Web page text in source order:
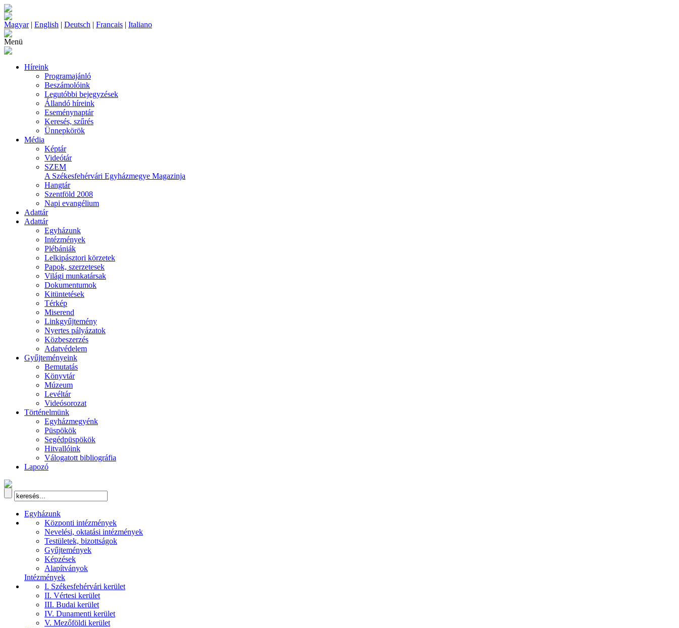
Magyar| English | Deutsch | Francais | Italiano
Menü
Híreink
Programajánló
Beszámolóink
Legutóbbi bejegyzések
Állandó híreink
Eseménynaptár
Keresés, szűrés
Ünnepkörök
Média
Képtár
Videótár
SZEM
A Székesfehérvári Egyházmegye Magazinja
Hangtár
Szentföld 2008
Napi evangélium
Adattár
Adattár
Egyházunk
Intézmények
Plébániák
Lelkipásztori körzetek
Papok, szerzetesek
Világi munkatársak
Dokumentumok
Kitüntetések
Térkép
Miserend
Linkgyűjtemény
Nyertes pályázatok
Közbeszerzés
Adatvédelem
Gyűjteményeink
Bemutatás
Könyvtár
Múzeum
Levéltár
Videósorozat
Történelmünk
Egyházmegyénk
Püspökök
Segédpüspökök
Hitvallóink
Válogatott bibliográfia
Lapozó
Egyházunk
Központi intézmények
Nevelési, oktatási intézmények
Testületek, bizottságok
Gyűjtemények
Képzések
Alapítványok
Intézmények
I. Székesfehérvári kerület
II. Vértesi kerület
III. Budai kerület
IV. Dunamenti kerület
V. Mezőföldi kerület